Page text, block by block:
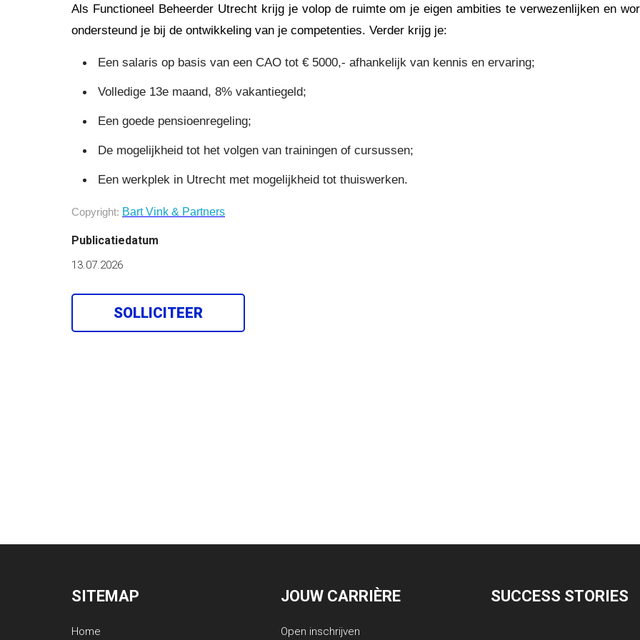
Als Functioneel Beheerder Utrecht krijg je volop de ruimte om je eigen ambities te verwezenlijken en
ondersteund je bij de ontwikkeling van je competenties. Verder krijg je:
Een salaris op basis van een CAO tot € 5000,- afhankelijk van kennis en ervaring;
Volledige 13e maand, 8% vakantiegeld;
Een goede pensioenregeling;
De mogelijkheid tot het volgen van trainingen of cursussen;
Een werkplek in Utrecht met mogelijkheid tot thuiswerken.
Copyright: Bart Vink & Partners
Publicatiedatum
13.07.2026
SITEMAP
Home
JOUW CARRIÈRE
Open inschrijven
SUCCESS STORIES